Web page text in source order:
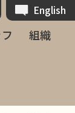
組織
English